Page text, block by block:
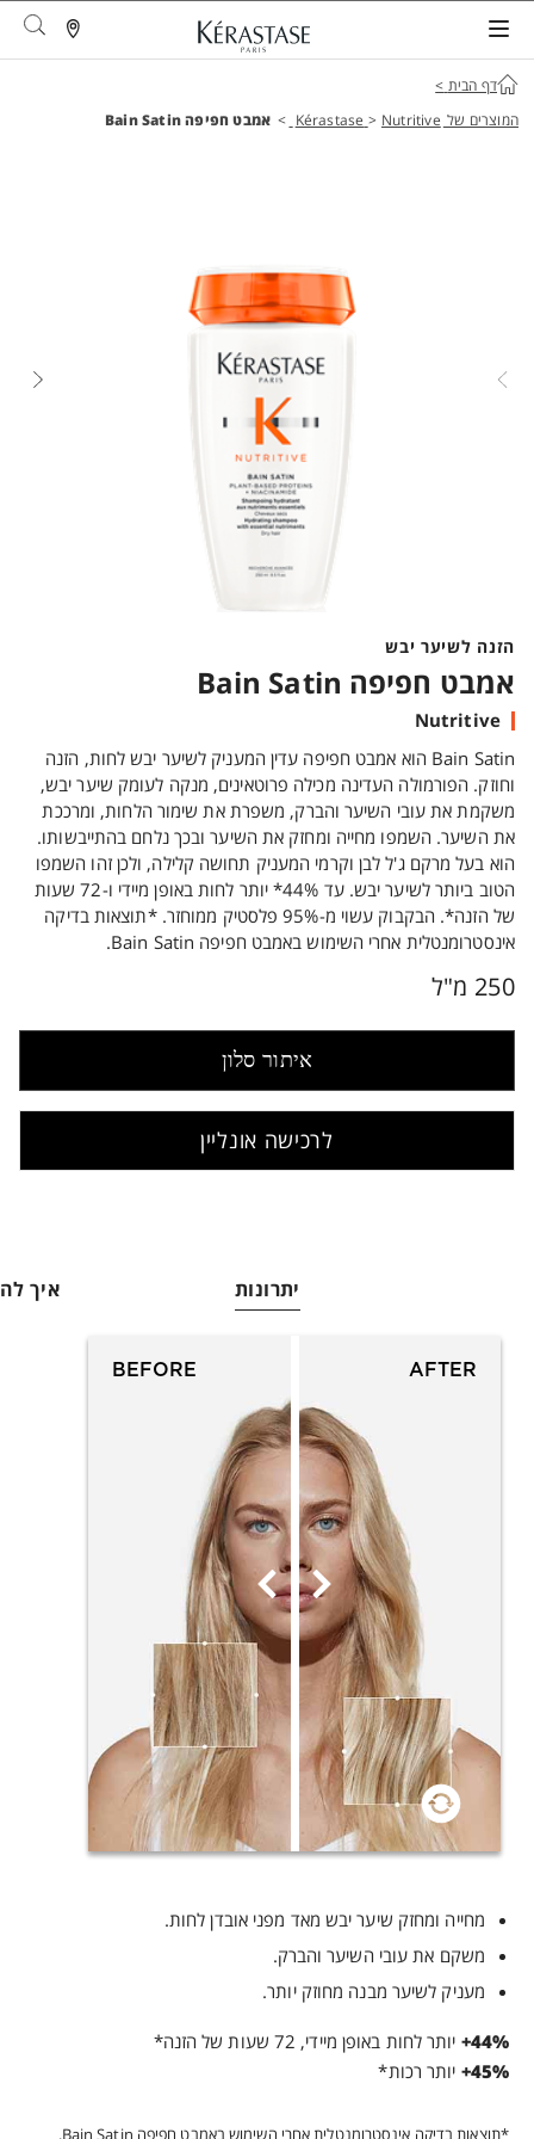
דף הבית >
המוצרים של Kérastase
> Nutritive
> אמבט חפיפה Bain Satin
הזנה לשיער יבש
אמבט חפיפה Bain Satin
Nutritive
Bain Satin הוא אמבט חפיפה עדין המעניק לשיער יבש לחות, הזנה
וחוזק. הפורמולה העדינה מכילה פרוטאינים, מנקה לעומק שיער יבש,
משקמת את עובי השיער והברק, משפרת את שימור הלחות, ומרככת
את השיער. השמפו מחייה ומחזק את השיער ובכך נלחם בהתייבשותו.
הוא בעל מרקם ג'ל לבן וקרמי המעניק תחושה קלילה, ולכן זהו השמפו
הטוב ביותר לשיער יבש. עד 44%* יותר לחות באופן מיידי ו-72 שעות
של הזנה*. הבקבוק עשוי מ-95% פלסטיק ממוחזר. *תוצאות בדיקה
אינסטרומנטלית אחרי השימוש באמבט חפיפה Bain Satin.
250 מ"ל
איתור סלון
לרכישה אונליין
יתרונות איך
מחייה ומחזק שיער יבש מאד מפני אובדן לחות.
משקם את עובי השיער והברק.
מעניק לשיער מבנה מחוזק יותר.
+44%‎ יותר לחות באופן מיידי, 72 שעות של הזנה*
‎+45%‎ יותר רכות*
*תוצאות בדיקה אינסטרומנטלית אחרי השימוש באמבט חפיפה Bain Satin.